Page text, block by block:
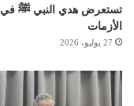
تستعرض هدي النبي ﷺ في
الأزمات
27 يوليو، 2026